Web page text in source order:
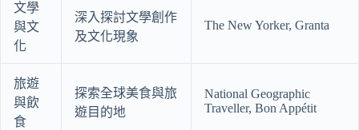
文學
與文
化
深入探討文學創作
及文化現象
The New Yorker, Granta
旅遊
與飲
食
探索全球美食與旅
遊目的地
National Geographic
Traveller, Bon Appétit